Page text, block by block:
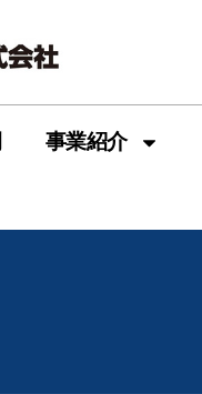
事業紹介